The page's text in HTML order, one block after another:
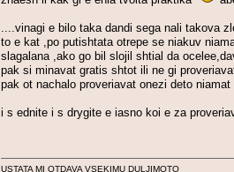
....vinagi e bilo taka dandi sega nali takova
to e kat ,po putishtata otrepe se niakuv
slagalana ,ako go bil slojil shtial da
pak si minavat gratis shtot ili ne gi
pak ot nachalo proveriavat onezi deto
i s ednite i s drygite e iasno koi e za
USTATA MI OTDAVA VSEKIMU DULJIMOTO